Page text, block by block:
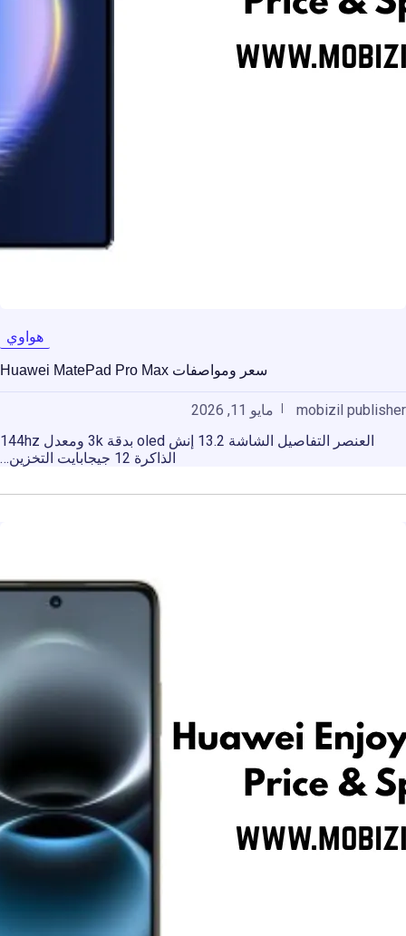
هواوي
سعر ومواصفات Huawei MatePad Pro Max
mobizil publisher
مايو 11, 2026
العنصر التفاصيل الشاشة 13.2 إنش oled بدقة 3k ومعدل 144hz
الذاكرة 12 جيجابايت التخزين…